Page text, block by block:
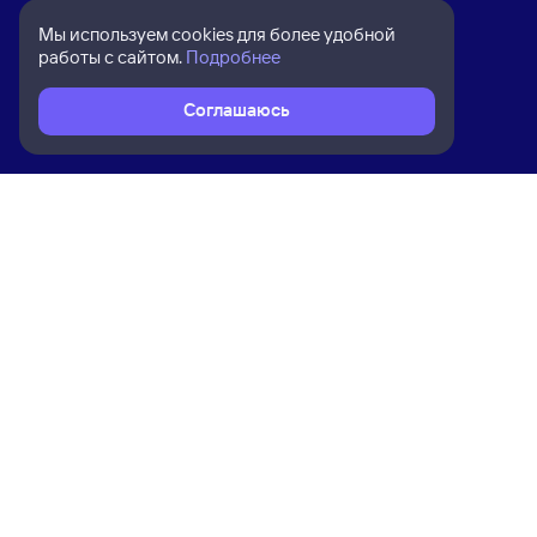
Мы используем cookies для более удобной
работы с сайтом. Подробнее
Соглашаюсь